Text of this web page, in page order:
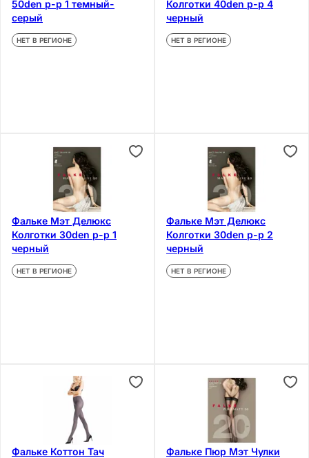
50den р-р 1 темный-
серый
НЕТ В РЕГИОНЕ
Колготки 40den р-р 4
черный
НЕТ В РЕГИОНЕ
Фальке Мэт Делюкс
Колготки 30den р-р 1
черный
НЕТ В РЕГИОНЕ
Фальке Мэт Делюкс
Колготки 30den р-р 2
черный
НЕТ В РЕГИОНЕ
Фальке Коттон Тач
Фальке Пюр Мэт Чулки